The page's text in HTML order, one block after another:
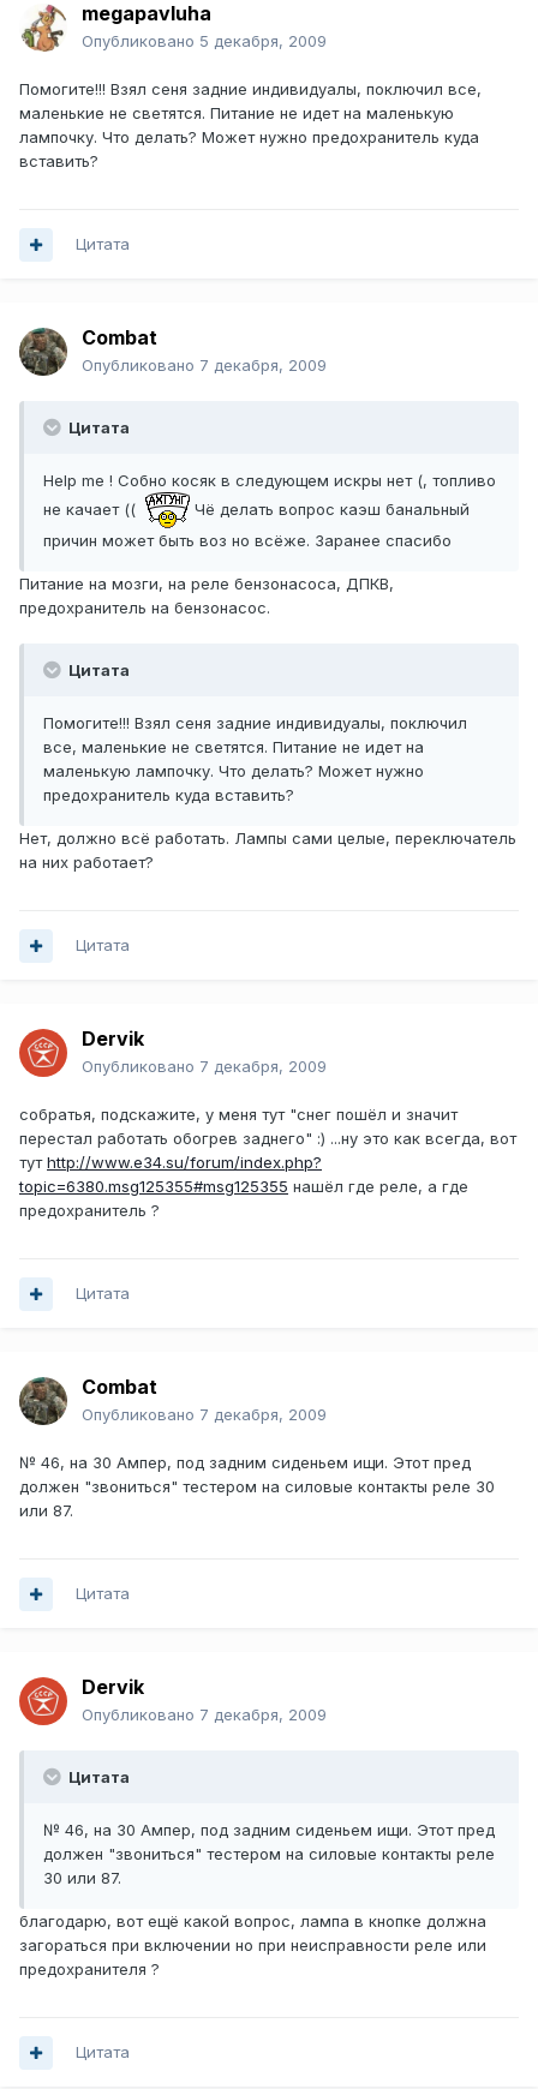
megapavluha
Опубликовано 5 декабря, 2009
Помогите!!! Взял сеня задние индивидуалы, поключил все,
маленькие не светятся. Питание не идет на маленькую
лампочку. Что делать? Может нужно предохранитель куда
вставить?
Цитата
Combat
Опубликовано 7 декабря, 2009
Цитата
Help me ! Собно косяк в следующем искры нет (, топливо
не качает ((
Чё делать вопрос каэш банальный
причин может быть воз но всёже. Заранее спасибо
Питание на мозги, на реле бензонасоса, ДПКВ,
предохранитель на бензонасос.
Цитата
Помогите!!! Взял сеня задние индивидуалы, поключил
все, маленькие не светятся. Питание не идет на
маленькую лампочку. Что делать? Может нужно
предохранитель куда вставить?
Нет, должно всё работать. Лампы сами целые, переключатель
на них работает?
Цитата
Dervik
Опубликовано 7 декабря, 2009
собратья, подскажите, у меня тут "снег пошёл и значит
перестал работать обогрев заднего" :) ...ну это как всегда, вот
тутhttp://www.e34.su/forum/index.php?
topic=6380.msg125355#msg125355 нашёл где реле, а где
предохранитель ?
Цитата
Combat
Опубликовано 7 декабря, 2009
№ 46, на 30 Ампер, под задним сиденьем ищи. Этот пред
должен "звониться" тестером на силовые контакты реле 30
или 87.
Цитата
Dervik
Опубликовано 7 декабря, 2009
Цитата
№ 46, на 30 Ампер, под задним сиденьем ищи. Этот пред
должен "звониться" тестером на силовые контакты реле
30 или 87.
благодарю, вот ещё какой вопрос, лампа в кнопке должна
загораться при включении но при неисправности реле или
предохранителя ?
Цитата